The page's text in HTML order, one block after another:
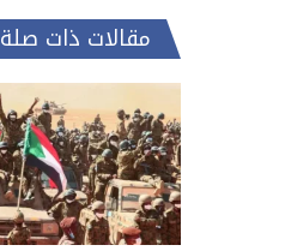
مقالات ذات صلة